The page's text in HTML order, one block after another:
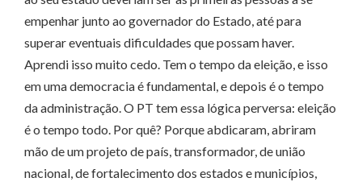
empenhar junto ao governador do Estado, até para
superar eventuais dificuldades que possam haver.
Aprendi isso muito cedo. Tem o tempo da eleição, e isso
em uma democracia é fundamental, e depois é o tempo
da administração. O PT tem essa lógica perversa: eleição
é o tempo todo. Por quê? Porque abdicaram, abriram
mão de um projeto de país, transformador, de união
nacional, de fortalecimento dos estados e municípios,